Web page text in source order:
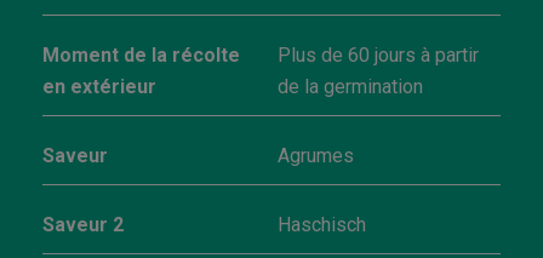
Moment de la récolte
en extérieur
Plus de 60 jours à partir
de la germination
Saveur Agrumes
Saveur 2 Haschisch